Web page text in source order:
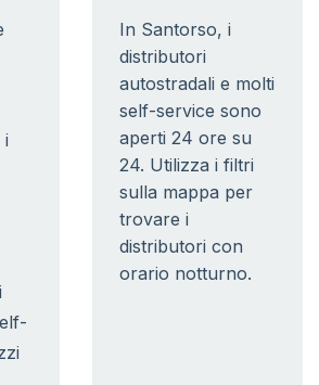
i
In Santorso, i
distributori
autostradali e molti
self-service sono
aperti 24 ore su
24. Utilizza i filtri
sulla mappa per
trovare i
distributori con
orario notturno.